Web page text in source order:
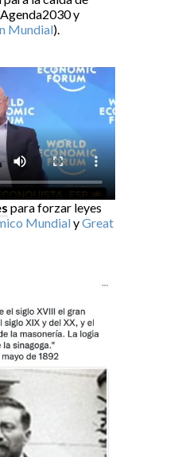
y
Mundial).
para forzar leyes
MundialyGreat